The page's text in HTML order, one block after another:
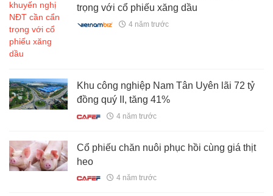
trọng với cổ phiếu xăng dầu
4 năm trước
Khu công nghiệp Nam Tân Uyên lãi 72 tỷ
đồng quý II, tăng 41%
4 năm trước
Cổ phiếu chăn nuôi phục hồi cùng giá thịt
heo
4 năm trước